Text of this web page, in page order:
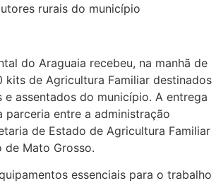
do Araguaia recebeu, na manhã de
de Agricultura Familiar destinados
assentados do município. A entrega
parceria entre a administração
de Estado de Agricultura Familiar
de Mato Grosso.
essenciais para o trabalho